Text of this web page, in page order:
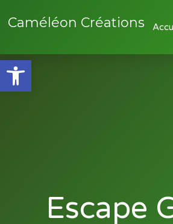
Ouvrir la barre
Caméléon Créations
Escape